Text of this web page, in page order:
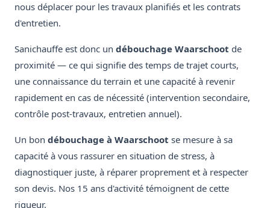
nous déplacer pour les travaux planifiés et les contrats
d'entretien.
Sanichauffe est donc un débouchage Waarschoot de
proximité — ce qui signifie des temps de trajet courts,
une connaissance du terrain et une capacité à revenir
rapidement en cas de nécessité (intervention secondaire,
contrôle post-travaux, entretien annuel).
Un bon débouchage à Waarschoot se mesure à sa
capacité à vous rassurer en situation de stress, à
diagnostiquer juste, à réparer proprement et à respecter
son devis. Nos 15 ans d'activité témoignent de cette
rigueur.